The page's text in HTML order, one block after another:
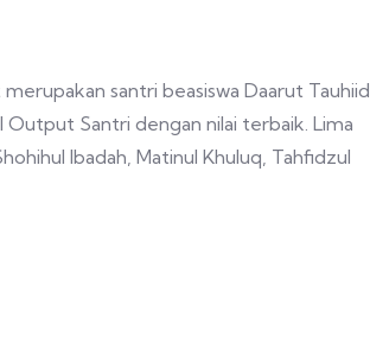
santri beasiswa Daarut Tauhiid
Output Santri dengan nilai terbaik. Lima
Ibadah, Matinul Khuluq, Tahfidzul